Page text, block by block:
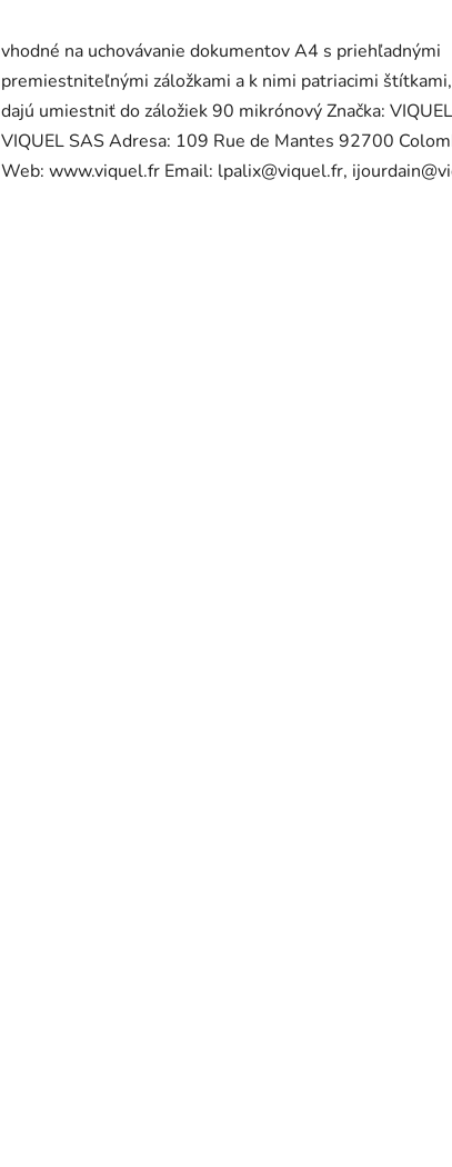
vhodné na uchovávanie dokumentov A4 s priehľadnými
premiestniteľnými záložkami a k nimi patriacimi
dajú umiestniť do záložiek 90 mikrónový Značka:
VIQUEL SAS Adresa: 109 Rue de Mantes 92700
Web: www.viquel.fr Email: lpalix@viquel.fr,